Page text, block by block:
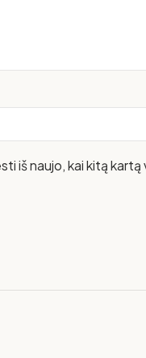
iš naujo, kai kitą